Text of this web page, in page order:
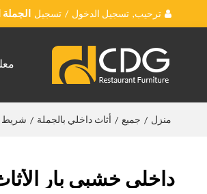
ترحيب, تسجيل الدخول / تسجيل
منزل / جميع / أثاث داخلي بالجملة / شريط
داخلي خشبي بار